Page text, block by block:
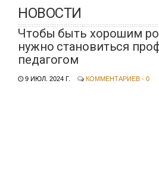
НОВОСТИ
Чтобы быть хорошим
нужно становиться
педагогом
9 ИЮЛ. 2024 Г. КОММЕНТАРИЕВ - 0